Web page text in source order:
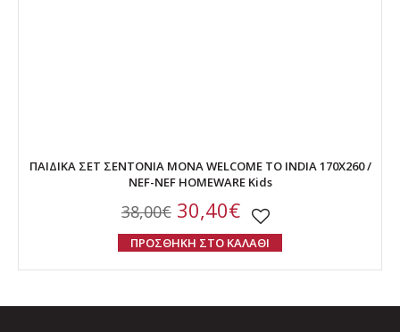
ΠΑΙΔΙΚΑ ΣΕΤ ΣΕΝΤΟΝΙΑ ΜΟΝΑ WELCOME TO INDIA 170X260 /
NEF-NEF HOMEWARE Kids
38,00€ 30,40€
ΠΡΟΣΘΗΚΗ ΣΤΟ ΚΑΛΑΘΙ